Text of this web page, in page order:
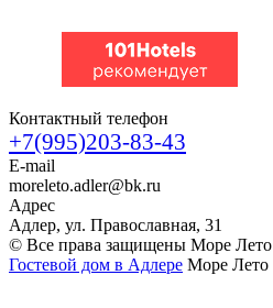
Контактный телефон
+7(995)203-83-43
E-mail
moreleto.adler@bk.ru
Адрес
Адлер, ул. Православная, 31
© Все права защищены Море Лето
Гостевой дом в Адлере Море Лето